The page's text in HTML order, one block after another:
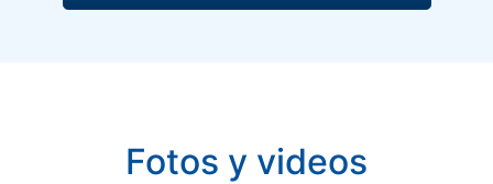
Fotos y videos